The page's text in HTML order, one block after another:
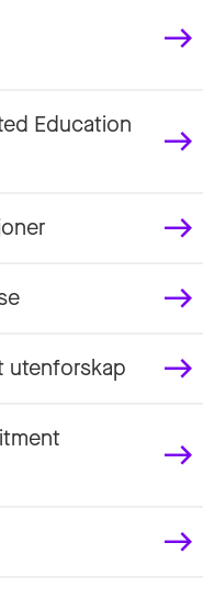
Education
utenforskap